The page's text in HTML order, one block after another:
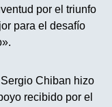
por el triunfo
para el desafío
Chiban hizo
recibido por el